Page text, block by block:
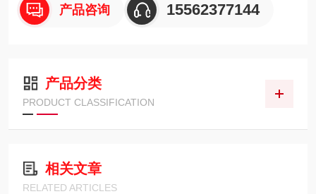
维护,欢迎来.咨询!
产品咨询 15562377144
产品分类
PRODUCT CLASSIFICATION
相关文章
RELATED ARTICLES